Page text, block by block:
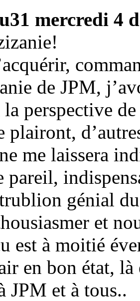
mercredi 4
de JPM,
la perspective
plairont,
me laissera
pareil,
génial
et
est à moitié
en bon état,
JPM et à tous..